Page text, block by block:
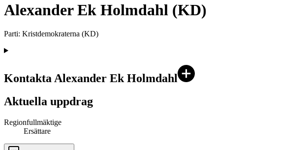
Alexander Ek Holmdahl (KD)
Parti: Kristdemokraterna (KD)
Kontakta Alexander Ek Holmdahl
Aktuella uppdrag
Regionfullmäktige
Ersättare